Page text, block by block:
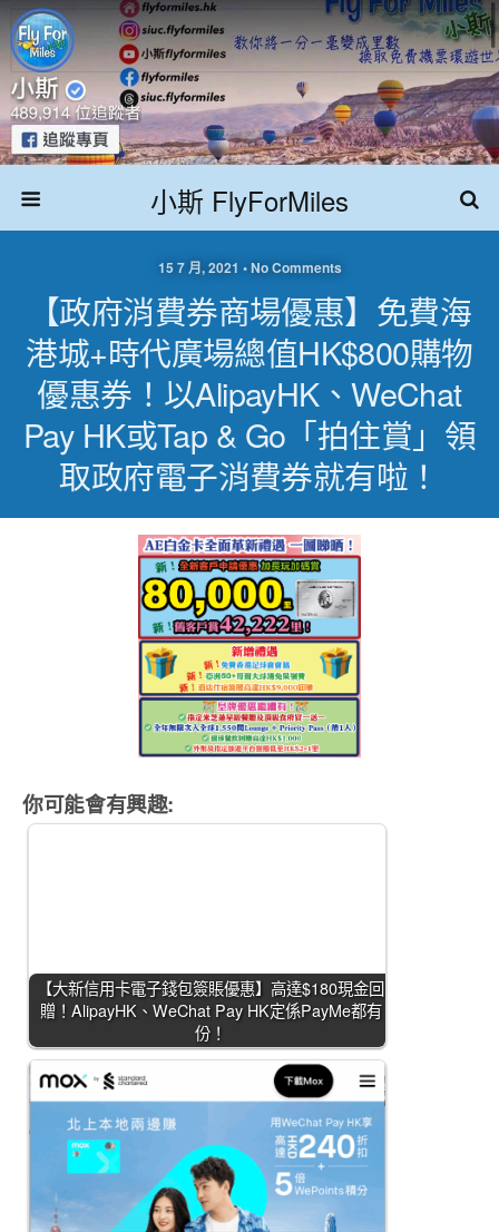
小斯 FlyForMiles
15 7 月, 2021 • No Comments
【政府消費券商場優惠】免費海
港城+時代廣場總值HK$800購物
優惠券！以AlipayHK、WeChat
Pay HK或Tap & Go「拍住賞」領
取政府電子消費券就有啦！
你可能會有興趣:
【大新信用卡電子錢包簽賬優惠】高達$180現金回
贈！AlipayHK、WeChat Pay HK定係PayMe都有
份！